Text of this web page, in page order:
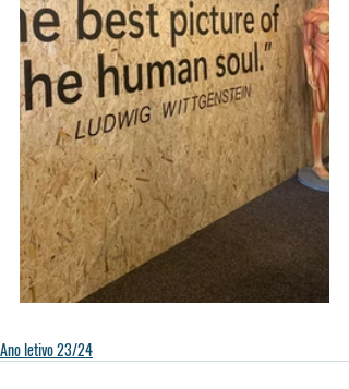
Ano letivo 23/24